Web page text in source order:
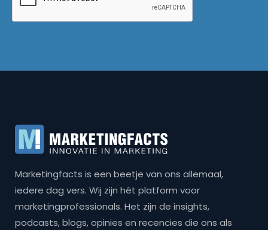
Marketingfacts is een beetje van ons allemaal,
iedere dag vers. Wij zijn hét platform voor
marketingprofessionals. Het zijn de insights,
podcasts, blogs, opinies en recencies die ons als